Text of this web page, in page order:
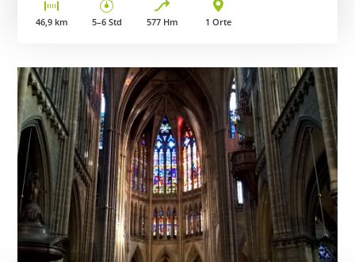
46,9km 5–6 Std 577 Hm 1 Orte